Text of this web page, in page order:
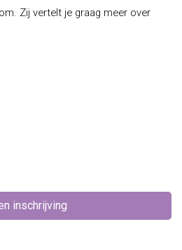
Zij vertelt je graag meer over
inschrijving